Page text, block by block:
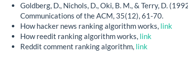
Goldberg, D., Nichols, D., Oki, B. M., & Terry, D.
Communications of the ACM, 35(12), 61-70.
How hacker news ranking algorithm works, link
How reedit ranking algorithm works, link
Reddit comment ranking algorithm, link